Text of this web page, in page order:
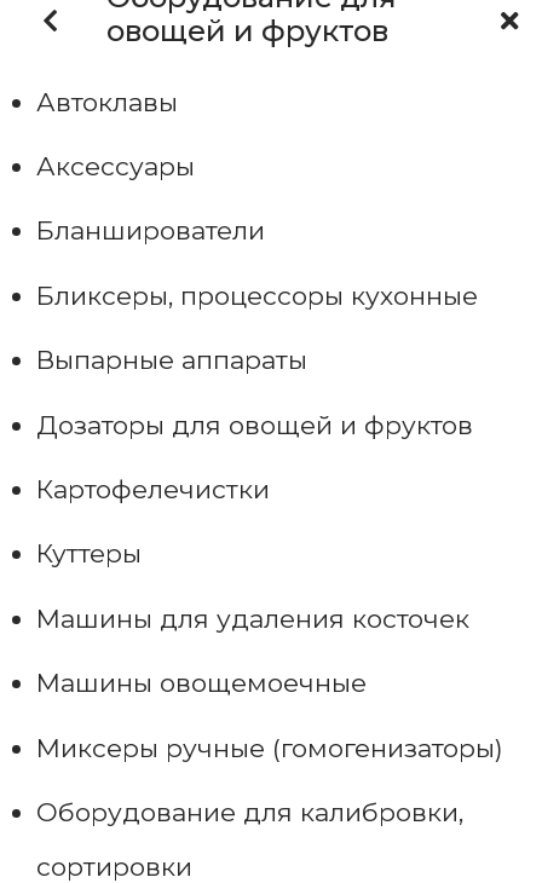
овощей и фруктов
Автоклавы
Аксессуары
Бланширователи
Бликсеры, процессоры кухонные
Выпарные аппараты
Дозаторы для овощей и фруктов
Картофелечистки
Куттеры
Машины для удаления косточек
Машины овощемоечные
Миксеры ручные (гомогенизаторы)
Оборудование для калибровки,
сортировки